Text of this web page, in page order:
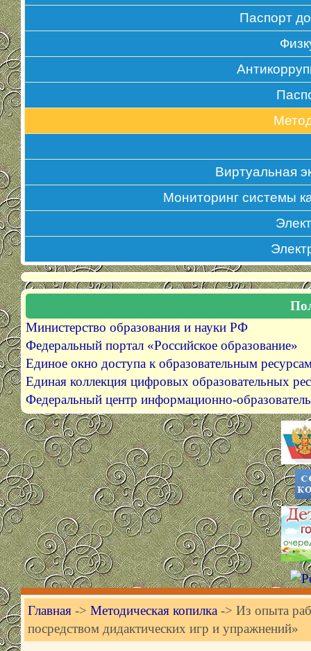
Паспорт
Виртуальная
Мониторинг системы
Министерство образования и науки РФ
Федеральный портал «Российское образование»
Единое окно доступа к образовательным
Единая коллекция цифровых образовательных
Федеральный центр информационно-
Главная -> Методическая копилка -> Из опыта
посредством дидактических игр и упражнений»